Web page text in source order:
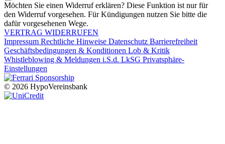
Möchten Sie einen Widerruf erklären? Diese Funktion ist nur für
den Widerruf vorgesehen. Für Kündigungen nutzen Sie bitte die
dafür vorgesehenen Wege.
VERTRAG WIDERRUFEN
Impressum Rechtliche Hinweise Datenschutz Barrierefreiheit
Geschäftsbedingungen & Konditionen Lob & Kritik
Whistleblowing & Meldungen i.S.d. LkSG Privatsphäre-
Einstellungen
© 2026 HypoVereinsbank